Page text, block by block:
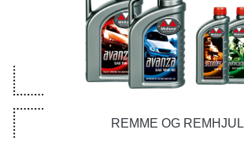
REMME OG REMHJUL